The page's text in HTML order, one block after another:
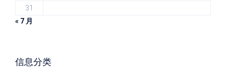
31
« 7 月
信息分类